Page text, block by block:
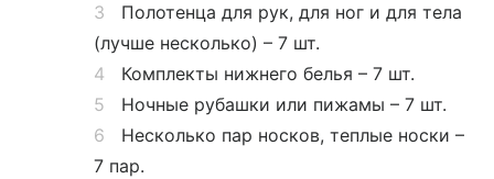
Полотенца для рук, для ног и для тела
(лучше несколько) – 7 шт.
Комплекты нижнего белья – 7 шт.
Ночные рубашки или пижамы – 7 шт.
Несколько пар носков, теплые носки –
7 пар.